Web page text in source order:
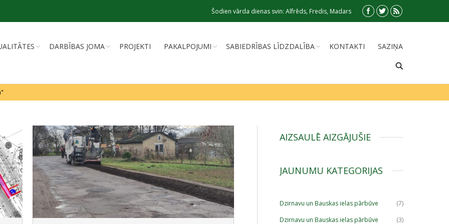
Šodien vārda dienas svin: Alfrēds, Fredis, Madars
DARBĪBAS JOMA PROJEKTI PAKALPOJUMI SABIEDRĪBAS LĪDZDALĪBA KONTAKTI SAZIŅA
AIZSAULĒ AIZGĀJUŠIE
JAUNUMU KATEGORIJAS
Dzirnavu un Bauskas ielas pārbūve
(7)
Dzirnavu un Bauskas ielas pārbūve
(3)